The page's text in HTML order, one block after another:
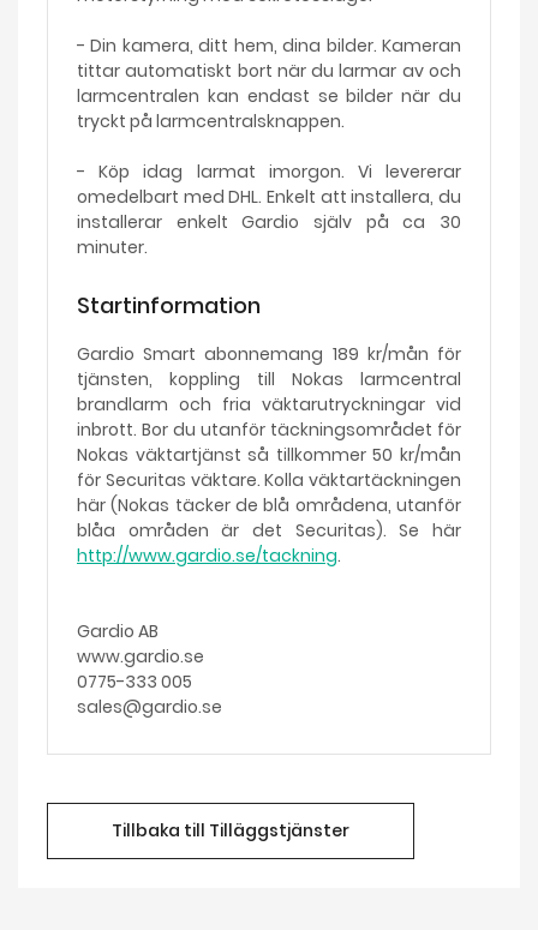
- Din kamera, ditt hem, dina bilder. Kameran
tittar automatiskt bort när du larmar av och
larmcentralen kan endast se bilder när du
tryckt på larmcentralsknappen.
- Köp idag larmat imorgon. Vi levererar
omedelbart med DHL. Enkelt att installera, du
installerar enkelt Gardio själv på ca 30
minuter.
Startinformation
Gardio Smart abonnemang 189 kr/mån för
tjänsten, koppling till Nokas larmcentral
brandlarm och fria väktarutryckningar vid
inbrott. Bor du utanför täckningsområdet för
Nokas väktartjänst så tillkommer 50 kr/mån
för Securitas väktare. Kolla väktartäckningen
här (Nokas täcker de blå områdena, utanför
blåa områden är det Securitas). Se här
http://www.gardio.se/tackning.
Gardio AB
www.gardio.se
0775-333 005
sales@gardio.se
Tillbaka till Tilläggstjänster